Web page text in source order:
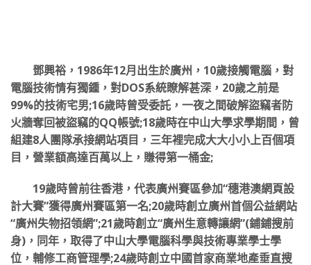
鄧興裕，1986年12月出生於廣州，10歲接觸電腦，對
電腦技術情有獨鍾，對DOS系統瞭解甚深，20歲之前是
99%的技術宅男;16歲時曾受委託，一夜之間破解盜竊者防
火牆奪回被盜竊的QQ帳號;18歲時在中山大學求學期間，曾
組建8人團隊承接網站項目，三年裡完成大大小小上百個項
目，營業額高達百萬以上，賺得第一桶金;
19歲時曾前往香港，代表廣州賽區參加“穗港澳網頁設
計大賽”獲得廣州賽區第一名;20歲時創立廣州首個公益網站
“廣州失物招領網”;21歲時創立“廣州生意轉讓網”(鋪鋪搜前
身)，同年，取得了中山大學電腦科學與技術專業學士學
位，輔修工商管理學;24歲時創立中國首家商業地產垂直搜